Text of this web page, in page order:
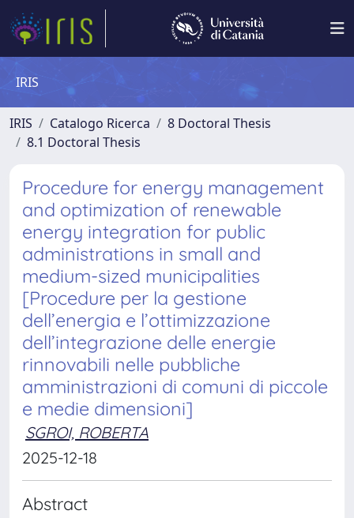
IRIS
IRIS Catalogo Ricerca
8 Doctoral Thesis
8.1 Doctoral Thesis
Procedure for energy management
and optimization of renewable
energy integration for public
administrations in small and
medium-sized municipalities
[Procedure per la gestione
dell’energia e l’ottimizzazione
dell’integrazione delle energie
rinnovabili nelle pubbliche
amministrazioni di comuni di piccole
e medie dimensioni]
SGROI, ROBERTA
2025-12-18
Abstract